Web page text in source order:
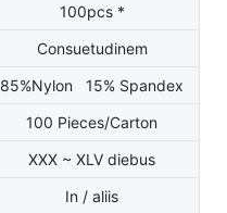
100pcs *
Consuetudinem
85%Nylon 15% Spandex
100 Pieces/Carton
XXX ~ XLV diebus
In / aliis